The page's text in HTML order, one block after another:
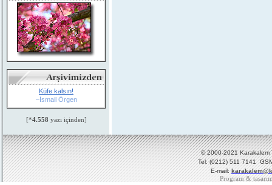
Küfe kalsın!
–İsmail Örgen
[*4.558 yazı içinden]
© 2000-2021 Karakalem
Tel: (0212) 511 7141
E-mail:
Program &